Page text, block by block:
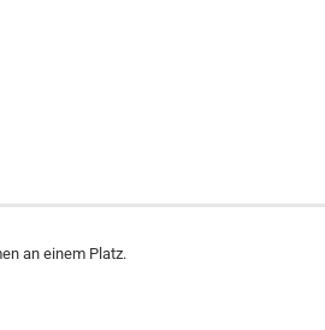
an einem Platz.